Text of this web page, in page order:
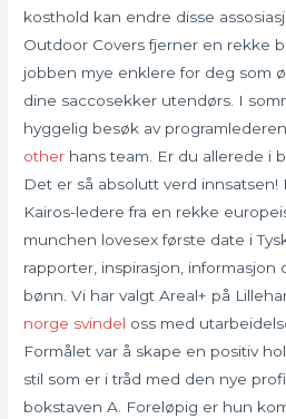
kosthold kan endre disse
Outdoor Covers fjerner en rekke
jobben mye enklere for deg som
dine saccosekker utendørs. I
hyggelig besøk av
other hans team. Er du allerede i
Det er så absolutt verd innsatsen!
Kairos-ledere fra en rekke
munchen lovesex første date i
rapporter, inspirasjon, informasjon
bønn. Vi har valgt Areal+ på
norge svindel oss med
Formålet var å skape en positiv
stil som er i tråd med den nye
bokstaven A. Foreløpig er hun